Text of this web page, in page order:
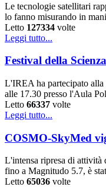
Le tecnologie satellitari
lo fanno misurando in
Letto 127334 volte
Leggi tutto...
Festival della
L'IREA ha partecipato
alle 17.30 presso l'Aula
Letto 66337 volte
Leggi tutto...
COSMO-SkyMed
L'intensa ripresa di
fino a Magnitudo 5.7, è
Letto 65036 volte